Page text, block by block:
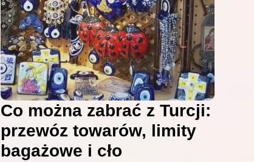
Co można zabrać z Turcji:
przewóz towarów, limity
bagażowe i cło